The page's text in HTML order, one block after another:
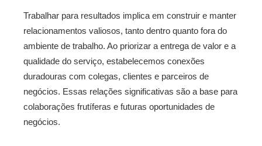
Trabalhar para resultados implica em construir e manter
relacionamentos valiosos, tanto dentro quanto fora do
ambiente de trabalho. Ao priorizar a entrega de valor e a
qualidade do serviço, estabelecemos conexões
duradouras com colegas, clientes e parceiros de
negócios. Essas relações significativas são a base para
colaborações frutíferas e futuras oportunidades de
negócios.